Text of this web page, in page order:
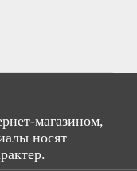
магазином,
носят